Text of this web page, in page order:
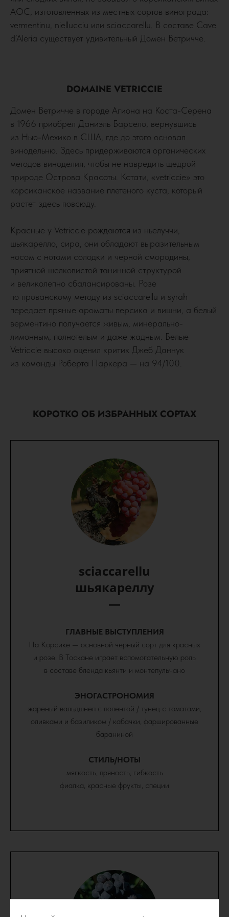
AOC, изготовленных из местных сортов винограда:
vermentinu, niellucciu или sciaccarellu. В составе Cave
d’Aleria существует удивительный Домен Ветричче.
DOMAINE VETRICCIE
Домен Ветричче в городе Агиона на Коста-Серена
в 1966 приобрел Даниэль Барсело, вернувшись
из Нью-Мехико в США, где до этого основал
винодельню. Здесь придерживаются органических
методов виноделия, чтобы не навредить щедрой
природе Острова Красоты. Кстати, «vetriccie» это
корсиканское название плетеного куста, который
растет здесь повсюду.
Красные у Vetriccie рождаются из ньелуччи,
шьякарелло, сира, они обладают выразительным
носом с нотами солодки и черной смородины,
приятной шелковистой танинной структурой
и великолепно сбалансированы. Розе
по прованскому методу из sciaccarellu и syrah
передает пряные ароматы персика и вишни, а белый
верментино получается живым, минерально-
лимонным, полнотелым и даже жадным. Белые
Vetriccie высоко оценил критик Джеб Даннук
из команды Роберта Паркера — на 94/100.
КОРОТКО ОБ ИЗБРАННЫХ СОРТАХ
sciaccarellu
шьякареллу
—
ГЛАВНЫЕ ВЫСТУПЛЕНИЯ
На Корсике — основной черный сорт для красных
и розе. В Тоскане играет вспомогательную роль
в составе бленда кьянти и монтепульчано
ЭНОГАСТРОНОМИЯ
жареный вальдшнеп с полентой / тунец с томатами,
оливками и базиликом / кабачки, фаршированные
бараниной
СТИЛЬ/НОТЫ
мягкость, пряность, гибкость
фиалка, красные фрукты, специи